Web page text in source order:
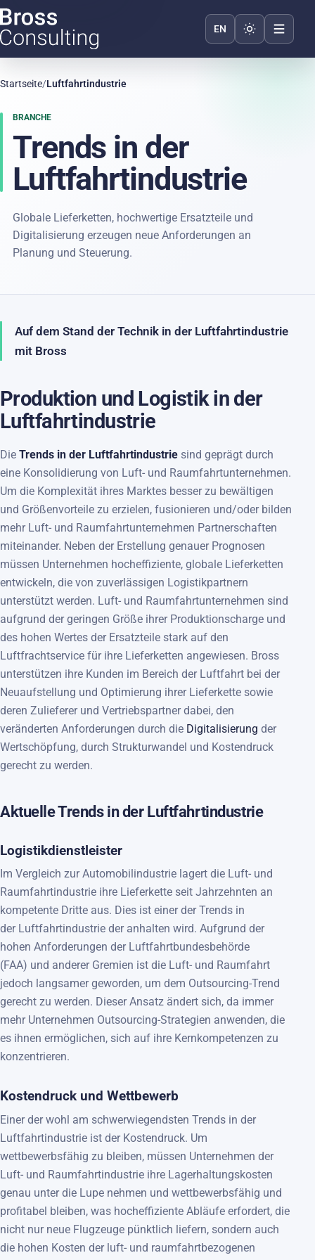
EN Darstellung
Startseite/Luftfahrtindustrie
BRANCHE
Trends in der
Luftfahrtindustrie
Globale Lieferketten, hochwertige Ersatzteile und
Digitalisierung erzeugen neue Anforderungen an
Planung und Steuerung.
Auf dem Stand der Technik in der Luftfahrtindustrie
mit Bross
Produktion und Logistik in der
Luftfahrtindustrie
Die Trends in der Luftfahrtindustrie sind geprägt durch
eine Konsolidierung von Luft- und Raumfahrtunternehmen.
Um die Komplexität ihres Marktes besser zu bewältigen
und Größenvorteile zu erzielen, fusionieren und/oder bilden
mehr Luft- und Raumfahrtunternehmen Partnerschaften
miteinander. Neben der Erstellung genauer Prognosen
müssen Unternehmen hocheffiziente, globale Lieferketten
entwickeln, die von zuverlässigen Logistikpartnern
unterstützt werden. Luft- und Raumfahrtunternehmen sind
aufgrund der geringen Größe ihrer Produktionscharge und
des hohen Wertes der Ersatzteile stark auf den
Luftfrachtservice für ihre Lieferketten angewiesen. Bross
unterstützen ihre Kunden im Bereich der Luftfahrt bei der
Neuaufstellung und Optimierung ihrer Lieferkette sowie
deren Zulieferer und Vertriebspartner dabei, den
veränderten Anforderungen durch die Digitalisierung der
Wertschöpfung, durch Strukturwandel und Kostendruck
gerecht zu werden.
Aktuelle Trends in der Luftfahrtindustrie
Logistikdienstleister
Im Vergleich zur Automobilindustrie lagert die Luft- und
Raumfahrtindustrie ihre Lieferkette seit Jahrzehnten an
kompetente Dritte aus. Dies ist einer der Trends in
der Luftfahrtindustrie der anhalten wird. Aufgrund der
hohen Anforderungen der Luftfahrtbundesbehörde
(FAA) und anderer Gremien ist die Luft- und Raumfahrt
jedoch langsamer geworden, um dem Outsourcing-Trend
gerecht zu werden. Dieser Ansatz ändert sich, da immer
mehr Unternehmen Outsourcing-Strategien anwenden, die
es ihnen ermöglichen, sich auf ihre Kernkompetenzen zu
konzentrieren.
Kostendruck und Wettbewerb
Einer der wohl am schwerwiegendsten Trends in der
Luftfahrtindustrie ist der Kostendruck. Um
wettbewerbsfähig zu bleiben, müssen Unternehmen der
Luft- und Raumfahrtindustrie ihre Lagerhaltungskosten
genau unter die Lupe nehmen und wettbewerbsfähig und
profitabel bleiben, was hocheffiziente Abläufe erfordert, die
nicht nur neue Flugzeuge pünktlich liefern, sondern auch
die hohen Kosten der luft- und raumfahrtbezogenen